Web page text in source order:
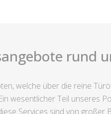
rund
welche über die reine
wesentlicher Teil unseres
Services sind von